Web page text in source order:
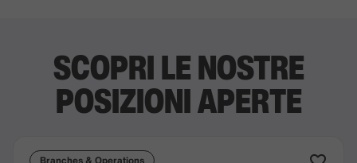
SCOPRI LE NOSTRE
POSIZIONIAPERTE